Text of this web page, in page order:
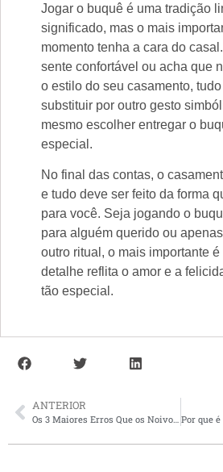
Jogar o buquê é uma tradição
significado, mas o mais
momento tenha a cara do
sente confortável ou acha que
o estilo do seu casamento,
substituir por outro gesto
mesmo escolher entregar o
especial.
No final das contas, o
e tudo deve ser feito da forma
para você. Seja jogando o
para alguém querido ou
outro ritual, o mais importante é
detalhe reflita o amor e a
tão especial.
ANTERIOR
Os 3 Maiores Erros Que os Noivos Cometem ao Planejar o Casamento (E Como Evitá-los)